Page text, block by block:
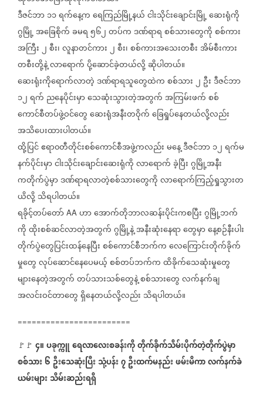
ဒီဇင်ဘာ၁၁ရက်နေ့ကရေကြည်မြို့နယ်ငါးသိုင်းချောင်းမြို့ဆေးရုံကို
ဂွမြို့အခြေစိုက်ခမရ၅၆၂တပ်ကဒဏ်ရာရစစ်သားတွေကိုစစ်ကား
အကြီး၂စီး၊လူနာတင်ကား၂စီး၊စစ်ကားအသေးတစီးအိမ်စီးကား
တစီးတို့နဲ့လာရောက်ပို့ဆောင်ခဲ့တယ်လို့ဆိုပါတယ်။
ဆေးရုံးကိုရောက်လာတဲ့ဒဏ်ရာရသူတွေထဲကစစ်သား၂ ဦးဒီဇင်ဘာ
၁၂ရက် ညနေပိုင်းမှာသေဆုံးသွားတဲ့အတွက်အကြမ်းဖက်စစ်
ကောင်စီတပ်ဖွဲ့ဝင်တွေဆေးရုံအနီးတဝိုက်ခြေရှုပ်နေတယ်လို့လည်း
အသိပေးထားပါတယ်။
ထို့ပြင်ဧရာ၀တီတိုင်းစစ်ကောင်စီအဖွဲ့ကလည်းမနေ့ဒီဇင်ဘာ၁၂ရက်မ
နက်ပိုင်းမှာငါးသိုင်းချောင်းဆေးရုံကိုလာရောက်ခဲ့ပြီးဂွမြို့အနီး
ကတိုက်ပွဲမှာဒဏ်ရာရလာတဲ့စစ်သားတွေကိုလာရောက်ကြည့်ရှုသွားတ
ယိလို့သိရပါတယ်။
ရခိုင့်တပ်တော် AA ဟာအောက်တိုဘာလဆန်းပိုင်းကစပြီးဂွမြို့ဘက်
ကိုထိုးစစ်ဆင်လာတဲ့အတွက်ဂွမြို့နဲ့အနီးဆုံးနေရာတွေမှာနေ့စဉ်နီးပါး
တိုက်ပွဲတွေပြင်းထန်နေပြီးစစ်ကောင်စီဘက်ကလေကြောင်းတိုက်ခိုက်
မှုတွေလုပ်ဆောင်နေပေမယ့်စစ်တပ်ဘက်ကထိခိုက်သေဆုံးမှုတွေ
များနေတဲ့အတွက်တပ်သားသစ်တွေနဲ့စစ်သားတွေလက်နက်ချ
အလင်းဝင်တာတွေရှိနေတယ်လို့လည်း သိရပါတယ်။
========================
🚩🚩 ၄။ပခုက္ကူရေလာလေးစခန်းကိုတိုက်ခိုက်သိမ်းပိုက်တဲ့တိုက်ပွဲမှာ
စစ်သား ၆ ဦးသေဆုံးပြီးသုံ့ပန်း၇ဦးထက်မနည်းဖမ်းမိကာလက်နက်ခဲ
ယမ်းများသိမ်းဆည်းရရှိ